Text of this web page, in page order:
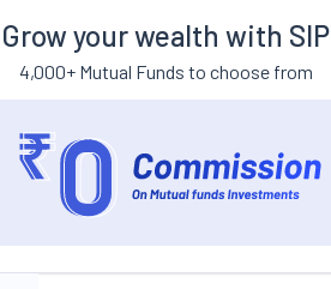
Grow your wealth with SIP
4,000+ Mutual Funds to choose from